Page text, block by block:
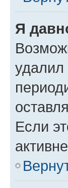
Я
удалил
Если